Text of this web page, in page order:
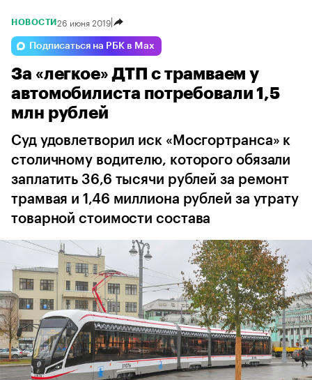
Volga Haval
Changan Lada Jaecoo
НОВОСТИ 26 июня 2019
Подписаться на РБК в Max
За «легкое» ДТП с трамваем у
автомобилиста потребовали 1,5
млн рублей
Суд удовлетворил иск «Мосгортранса» к
столичному водителю, которого обязали
заплатить 36,6 тысячи рублей за ремонт
трамвая и 1,46 миллиона рублей за утрату
товарной стоимости состава